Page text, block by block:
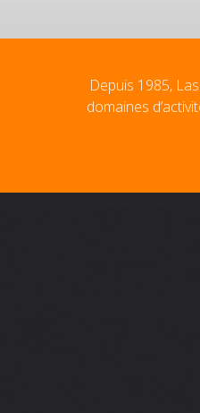
Depuis 1985,
domaines